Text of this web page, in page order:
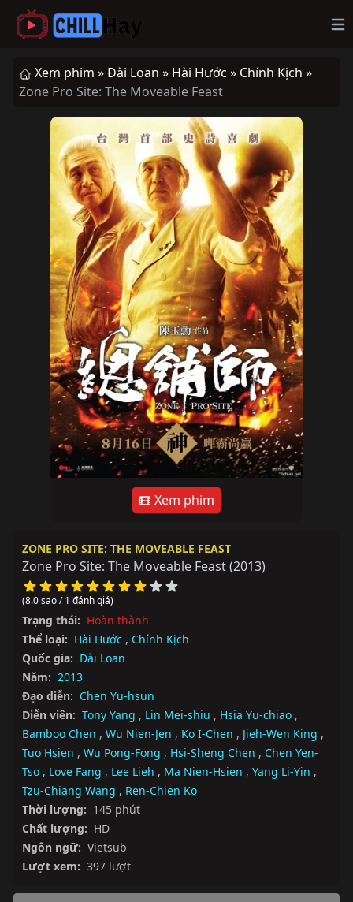
Xem phim »Đài Loan » Hài Hước » Chính Kịch »
Zone Pro Site: The Moveable Feast
Xem phim
ZONE PRO SITE: THE MOVEABLE FEAST
Zone Pro Site: The Moveable Feast(2013)
(8.0 sao / 1 đánh giá)
Trạng thái: Hoàn thành
Thể loại: Hài Hước , Chính Kịch
Quốc gia: Đài Loan
Năm: 2013
Đạo diễn: Chen Yu-hsun
Diễn viên: Tony Yang , Lin Mei-shiu , Hsia Yu-chiao ,
Bamboo Chen , Wu Nien-Jen , Ko I-Chen , Jieh-Wen King ,
Tuo Hsien , Wu Pong-Fong , Hsi-Sheng Chen , Chen Yen-
Tso , Love Fang , Lee Lieh , Ma Nien-Hsien , Yang Li-Yin ,
Tzu-Chiang Wang , Ren-Chien Ko
Thời lượng: 145 phút
Chất lượng: HD
Ngôn ngữ: Vietsub
Lượt xem: 397 lượt